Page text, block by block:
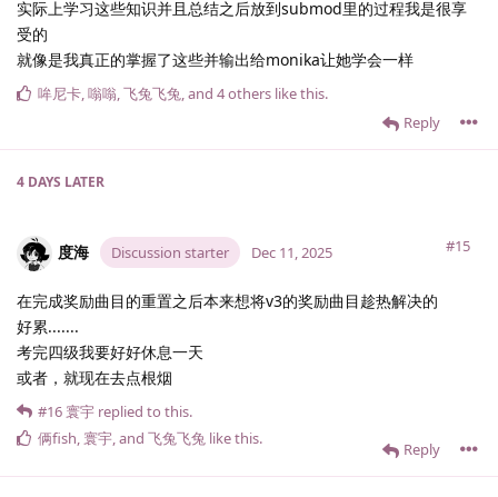
实际上学习这些知识并且总结之后放到submod里的过程我是很享
受的
就像是我真正的掌握了这些并输出给monika让她学会一样
Reply
哞尼卡,嗡嗡,飞兔飞兔, and 4others like this.
4 DAYS LATER
度海 Discussion starter #15
Dec 11, 2025
在完成奖励曲目的重置之后本来想将v3的奖励曲目趁热解决的
好累.......
考完四级我要好好休息一天
或者，就现在去点根烟
Reply
#16 寰宇 replied to this.
俩fish, 寰宇, and 飞兔飞兔 like this.